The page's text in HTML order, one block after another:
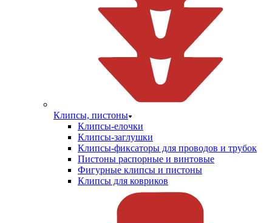
Клипсы, пистоны
Клипсы-елочки
Клипсы-заглушки
Клипсы-фиксаторы для проводов и трубок
Пистоны распорные и винтовые
Фигурные клипсы и пистоны
Клипсы для ковриков